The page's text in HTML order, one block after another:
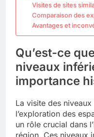
Visites de sites
Comparaison des
Avantages et
Qu’est-ce
niveaux
importance
La visite des
l’exploration des
un rôle crucial dans
région. Ces niveaux